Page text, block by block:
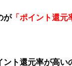
が「ポイント還元
ント還元率が高い